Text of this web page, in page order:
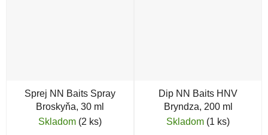
Sprej NN Baits Spray
Broskyňa, 30 ml
Skladom (2 ks)
Dip NN Baits HNV
Bryndza, 200 ml
Skladom (1 ks)